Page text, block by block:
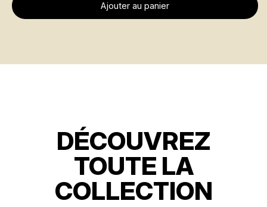
Ajouter au panier
DÉCOUVREZ
TOUTE LA
COLLECTION